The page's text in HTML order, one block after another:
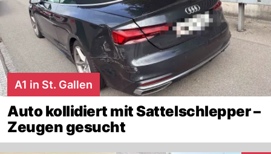
A1 in St. Gallen
Auto kollidiert mit Sattelschlepper –
Zeugen gesucht